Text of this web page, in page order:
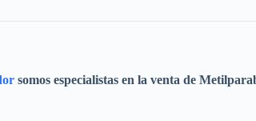
somos especialistas en la venta de